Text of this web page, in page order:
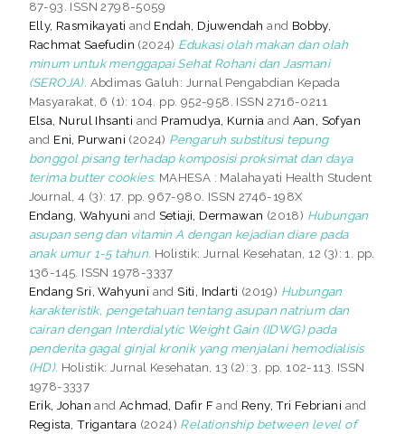
87-93. ISSN 2798-5059
Elly, Rasmikayati and Endah, Djuwendah and Bobby,
Rachmat Saefudin (2024) Edukasi olah makan dan olah
minum untuk menggapai Sehat Rohani dan Jasmani
(SEROJA). Abdimas Galuh: Jurnal Pengabdian Kepada
Masyarakat, 6 (1): 104. pp. 952-958. ISSN 2716-0211
Elsa, Nurul Ihsanti and Pramudya, Kurnia and Aan, Sofyan
and Eni, Purwani (2024) Pengaruh substitusi tepung
bonggol pisang terhadap komposisi proksimat dan daya
terima butter cookies. MAHESA : Malahayati Health Student
Journal, 4 (3): 17. pp. 967-980. ISSN 2746-198X
Endang, Wahyuni and Setiaji, Dermawan (2018) Hubungan
asupan seng dan vitamin A dengan kejadian diare pada
anak umur 1-5 tahun. Holistik: Jurnal Kesehatan, 12 (3): 1. pp.
136-145. ISSN 1978-3337
Endang Sri, Wahyuni andSiti, Indarti (2019) Hubungan
karakteristik, pengetahuan tentang asupan natrium dan
cairan dengan Interdialytic Weight Gain (IDWG) pada
penderita gagal ginjal kronik yang menjalani hemodialisis
(HD). Holistik: Jurnal Kesehatan, 13 (2): 3. pp. 102-113. ISSN
1978-3337
Erik, Johan andAchmad, Dafir Fand Reny, Tri Febriani and
Regista, Trigantara (2024) Relationship between level of